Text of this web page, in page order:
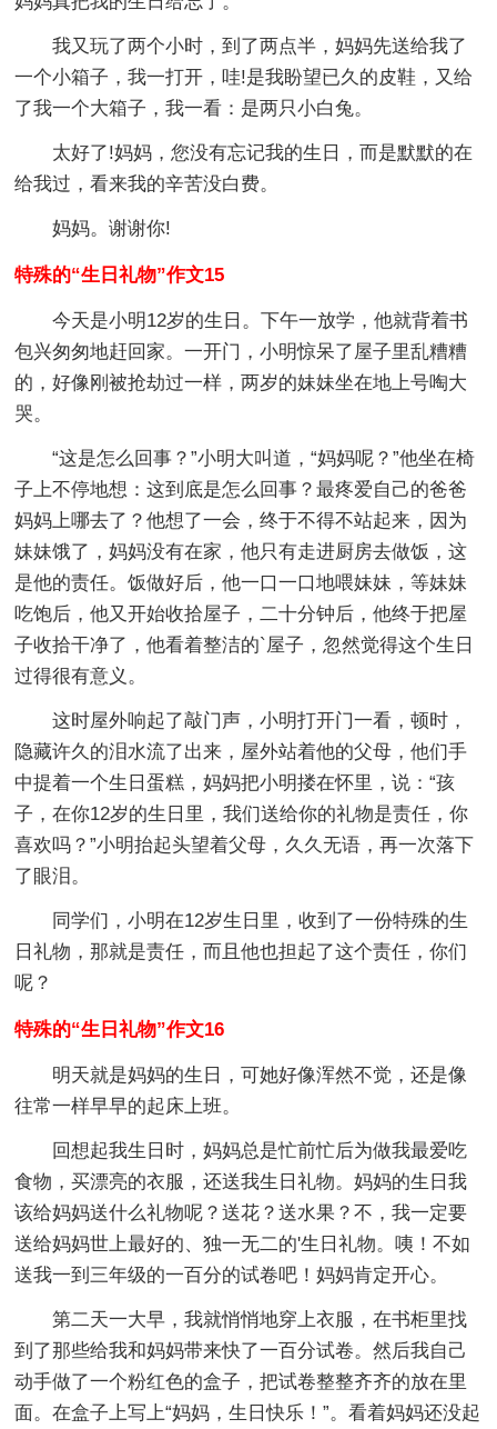
我又玩了两个小时，到了两点半，妈妈先送给我了
一个小箱子，我一打开，哇!是我盼望已久的皮鞋，又给
了我一个大箱子，我一看：是两只小白兔。
太好了!妈妈，您没有忘记我的生日，而是默默的在
给我过，看来我的辛苦没白费。
妈妈。谢谢你!
特殊的“生日礼物”作文15
今天是小明12岁的生日。下午一放学，他就背着书
包兴匆匆地赶回家。一开门，小明惊呆了屋子里乱糟糟
的，好像刚被抢劫过一样，两岁的妹妹坐在地上号啕大
哭。
“这是怎么回事？”小明大叫道，“妈妈呢？”他坐在椅
子上不停地想：这到底是怎么回事？最疼爱自己的爸爸
妈妈上哪去了？他想了一会，终于不得不站起来，因为
妹妹饿了，妈妈没有在家，他只有走进厨房去做饭，这
是他的责任。饭做好后，他一口一口地喂妹妹，等妹妹
吃饱后，他又开始收拾屋子，二十分钟后，他终于把屋
子收拾干净了，他看着整洁的`屋子，忽然觉得这个生日
过得很有意义。
这时屋外响起了敲门声，小明打开门一看，顿时，
隐藏许久的泪水流了出来，屋外站着他的父母，他们手
中提着一个生日蛋糕，妈妈把小明搂在怀里，说：“孩
子，在你12岁的生日里，我们送给你的礼物是责任，你
喜欢吗？”小明抬起头望着父母，久久无语，再一次落下
了眼泪。
同学们，小明在12岁生日里，收到了一份特殊的生
日礼物，那就是责任，而且他也担起了这个责任，你们
呢？
特殊的“生日礼物”作文16
明天就是妈妈的生日，可她好像浑然不觉，还是像
往常一样早早的起床上班。
回想起我生日时，妈妈总是忙前忙后为做我最爱吃
食物，买漂亮的衣服，还送我生日礼物。妈妈的生日我
该给妈妈送什么礼物呢？送花？送水果？不，我一定要
送给妈妈世上最好的、独一无二的'生日礼物。咦！不如
送我一到三年级的一百分的试卷吧！妈妈肯定开心。
第二天一大早，我就悄悄地穿上衣服，在书柜里找
到了那些给我和妈妈带来快了一百分试卷。然后我自己
动手做了一个粉红色的盒子，把试卷整整齐齐的放在里
面。在盒子上写上“妈妈，生日快乐！”。看着妈妈还没起